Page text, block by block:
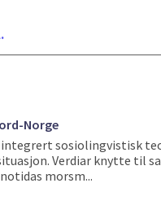
Norge
sosiolingvistisk
Verdiar knytte til
morsm...